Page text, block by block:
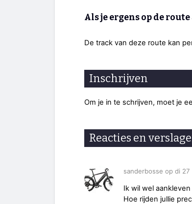
Als je ergens op de
De track van deze route kan
Inschrijven
Om je in te schrijven, moet je
Reacties en
sanderbosse op di
Ik wil wel
Hoe rijden jullie